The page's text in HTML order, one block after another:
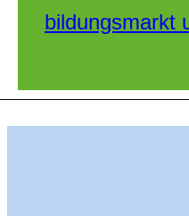
bildungsmarkt